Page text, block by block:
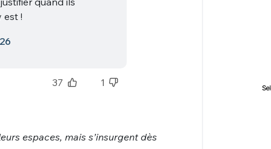
est !
37 1
espaces, mais s’insurgent dès